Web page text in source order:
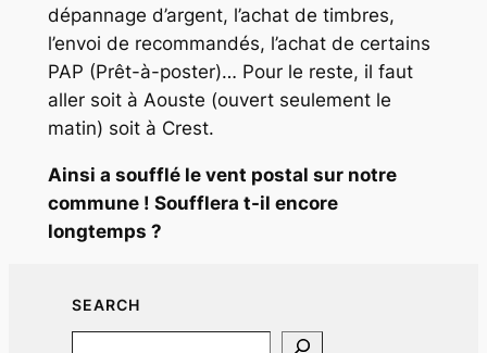
dépannage d’argent, l’achat de timbres,
l’envoi de recommandés, l’achat de certains
PAP (Prêt-à-poster)… Pour le reste, il faut
aller soit à Aouste (ouvert seulement le
matin) soit à Crest.
Ainsi a soufflé le vent postal sur notre
commune ! Soufflera t-il encore
longtemps ?
SEARCH